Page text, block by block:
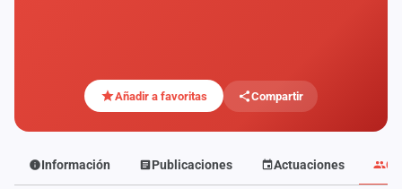
Añadir a favoritas Compartir
Información Publicaciones Actuaciones
Componentes
Fichajes
Agencias